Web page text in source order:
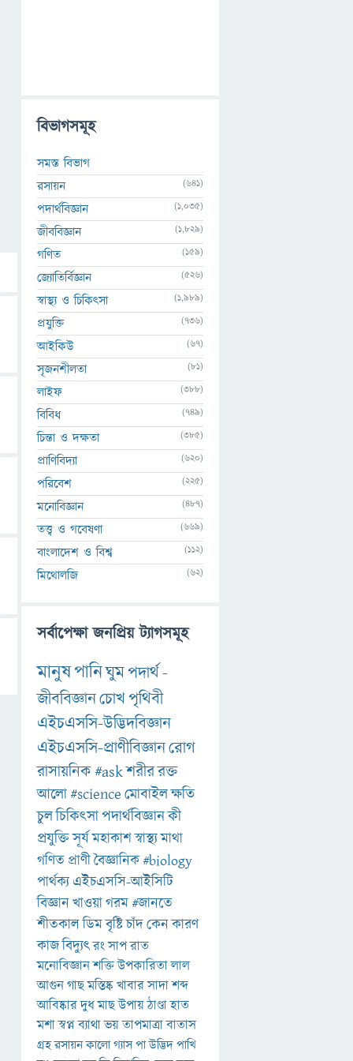
বিভাগসমূহ
সমস্ত বিভাগ
রসায়ন
(641)
পদার্থবিজ্ঞান (1,035)
জীববিজ্ঞান (1,829)
গণিত (159)
জ্যোতির্বিজ্ঞান (526)
স্বাস্থ্য ও চিকিৎসা (1,989)
প্রযুক্তি (736)
আইকিউ (67)
সৃজনশীলতা (81)
লাইফ (388)
বিবিধ (749)
চিন্তা ও দক্ষতা (385)
প্রাণিবিদ্যা (620)
পরিবেশ (225)
মনোবিজ্ঞান (487)
তত্ত্ব ও গবেষণা (669)
বাংলাদেশ ও বিশ্ব (112)
মিথোলজি (62)
সর্বাপেক্ষা জনপ্রিয় ট্যাগসমূহ
মানুষপানিঘুমপদার্থ-
জীববিজ্ঞানচোখপৃথিবী
এইচএসসি-উদ্ভিদবিজ্ঞান
এইচএসসি-প্রাণীবিজ্ঞানরোগ
রাসায়নিক#askশরীররক্ত
আলো#scienceমোবাইলক্ষতি
চুলচিকিৎসাপদার্থবিজ্ঞানকী
প্রযুক্তিসূর্যমহাকাশস্বাস্থ্যমাথা
গণিত প্রাণীবৈজ্ঞানিক#biology
পার্থক্য এইচএসসি-আইসিটি
বিজ্ঞানখাওয়াগরম#জানতে
শীতকালডিমবৃষ্টিচাঁদকেনকারণ
কাজবিদ্যুৎরংসাপরাত
মনোবিজ্ঞানশক্তিউপকারিতালাল
আগুনগাছমস্তিষ্কখাবারসাদাশব্দ
আবিষ্কারদুধমাছউপায়ঠাণ্ডাহাত
মশাস্বপ্নব্যাথাভয়তাপমাত্রাবাতাস
গ্রহরসায়নকালোগ্যাসপাউদ্ভিদপাখি